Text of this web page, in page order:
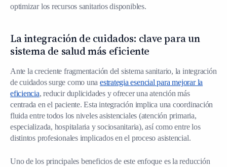
optimizar los recursos sanitarios disponibles.
La integración de cuidados: clave para un
sistema de salud más eficiente
Ante la creciente fragmentación del sistema sanitario, la integración
de cuidados surge como una estrategia esencial para mejorar la
eficiencia, reducir duplicidades y ofrecer una atención más
centrada en el paciente. Esta integración implica una coordinación
fluida entre todos los niveles asistenciales (atención primaria,
especializada, hospitalaria y sociosanitaria), así como entre los
distintos profesionales implicados en el proceso asistencial.
Uno de los principales beneficios de este enfoque es la reducción